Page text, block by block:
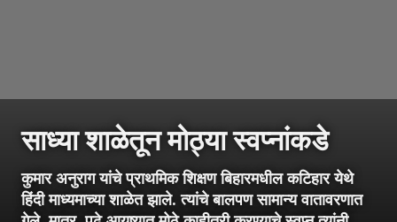
साध्या शाळेतून मोठ्या स्वप्नांकडे
कुमार अनुराग यांचे प्राथमिक शिक्षण बिहारमधील कटिहार येथे
हिंदी माध्यमाच्या शाळेत झाले. त्यांचे बालपण सामान्य वातावरणात